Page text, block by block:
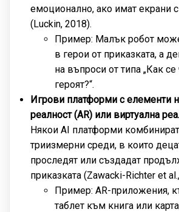
емоционално, ако имат екрани
(Luckin, 2018).
Пример: Малък робот
в герои от приказката, а
на въпроси от типа „Как се
героят?“.
Игрови платформи с елементи
реалност (AR) или виртуална
Някои AI платформи
триизмерни среди, в които
проследят или създадат
приказката (Zawacki-Richter et
Пример: AR-приложения,
таблет към книга или